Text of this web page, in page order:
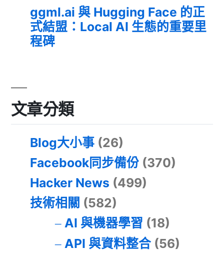
ggml.ai 與 Hugging Face 的正
式結盟：Local AI 生態的重要里
程碑
文章分類
Blog大小事 (26)
Facebook同步備份 (370)
Hacker News (499)
技術相關 (582)
AI 與機器學習 (18)
API 與資料整合(56)